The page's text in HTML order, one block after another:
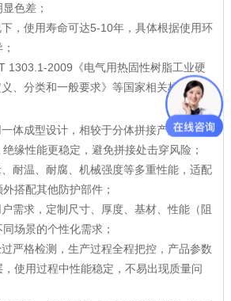
色差；
，使用寿命可达5-10年，具体根据使用环
1303.1-2009《电气用热固性树脂工业硬
、分类和一般要求》等国家相关标准。
体成型设计，相较于分体拼接产品，连接
缘性能更稳定，避免拼接处击穿风险；
耐温、耐腐、机械强度等多重性能，适配
搭配其他防护部件；
需求，定制尺寸、厚度、基材、性能（阻
场景的个性化需求；
严格检测，生产过程全程把控，产品参数
使用过程中性能稳定，不易出现质量问